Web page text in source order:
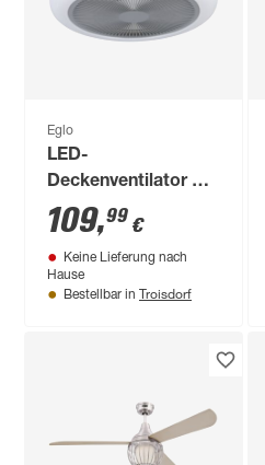
Eglo
LED-
Deckenventilator mit
Beleuchtung
'Kostrena' dimmbar
25,5 W 3300 lm
warmweiß,
109,99 €
Keine Lieferung nach
Hause
Bestellbar in Troisdorf